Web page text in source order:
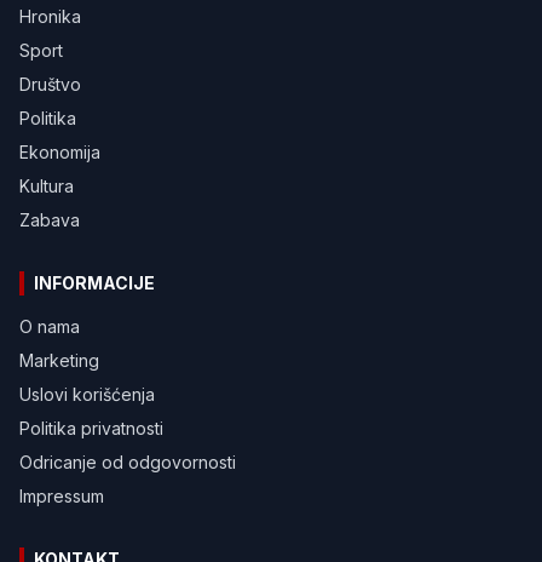
Hronika
Sport
Društvo
Politika
Ekonomija
Kultura
Zabava
INFORMACIJE
O nama
Marketing
Uslovi korišćenja
Politika privatnosti
Odricanje od odgovornosti
Impressum